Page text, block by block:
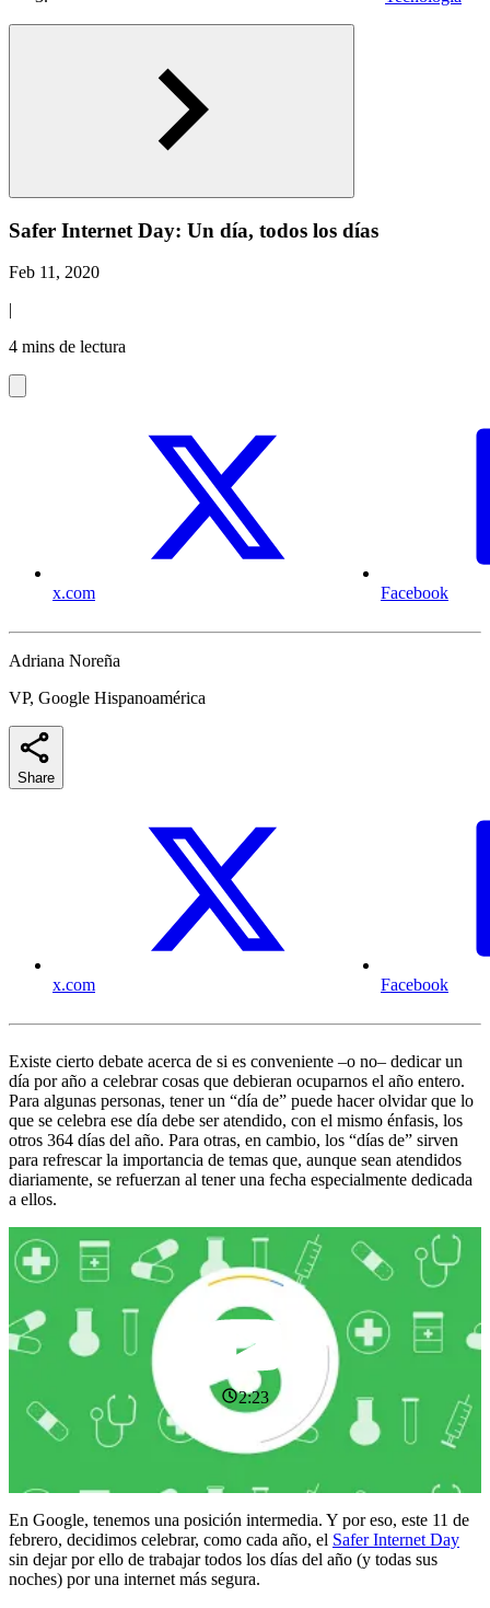
Safer Internet Day: Un día, todos los días
Feb 11, 2020
|
4 mins de lectura
x.com Facebook
Adriana Noreña
VP, Google Hispanoamérica
Share
x.com Facebook
Existe cierto debate acerca de si es conveniente –o no– dedicar un
día por año a celebrar cosas que debieran ocuparnos el año entero.
Para algunas personas, tener un “día de” puede hacer olvidar que lo
que se celebra ese día debe ser atendido, con el mismo énfasis, los
otros 364 días del año. Para otras, en cambio, los “días de” sirven
para refrescar la importancia de temas que, aunque sean atendidos
diariamente, se refuerzan al tener una fecha especialmente dedicada
a ellos.
2:23
En Google, tenemos una posición intermedia. Y por eso, este 11 de
febrero, decidimos celebrar, como cada año, el Safer Internet Day
sin dejar por ello de trabajar todos los días del año (y todas sus
noches) por una internet más segura.